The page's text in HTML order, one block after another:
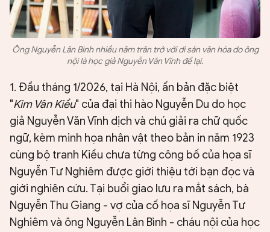
Ông Nguyễn Lân Bình nhiều năm trăn trở với di sản văn hóa do ông
nội là học giả Nguyễn Văn Vĩnh để lại.
1. Đầu tháng 1/2026, tại Hà Nội, ấn bản đặc biệt
"Kim Vân Kiều" của đại thi hào Nguyễn Du do học
giả Nguyễn Văn Vĩnh dịch và chú giải ra chữ quốc
ngữ, kèm minh họa nhân vật theo bản in năm 1923
cùng bộ tranh Kiều chưa từng công bố của họa sĩ
Nguyễn Tư Nghiêm được giới thiệu tới bạn đọc và
giới nghiên cứu. Tại buổi giao lưu ra mắt sách, bà
Nguyễn Thu Giang - vợ của cố họa sĩ Nguyễn Tư
Nghiêm và ông Nguyễn Lân Bình - cháu nội của học